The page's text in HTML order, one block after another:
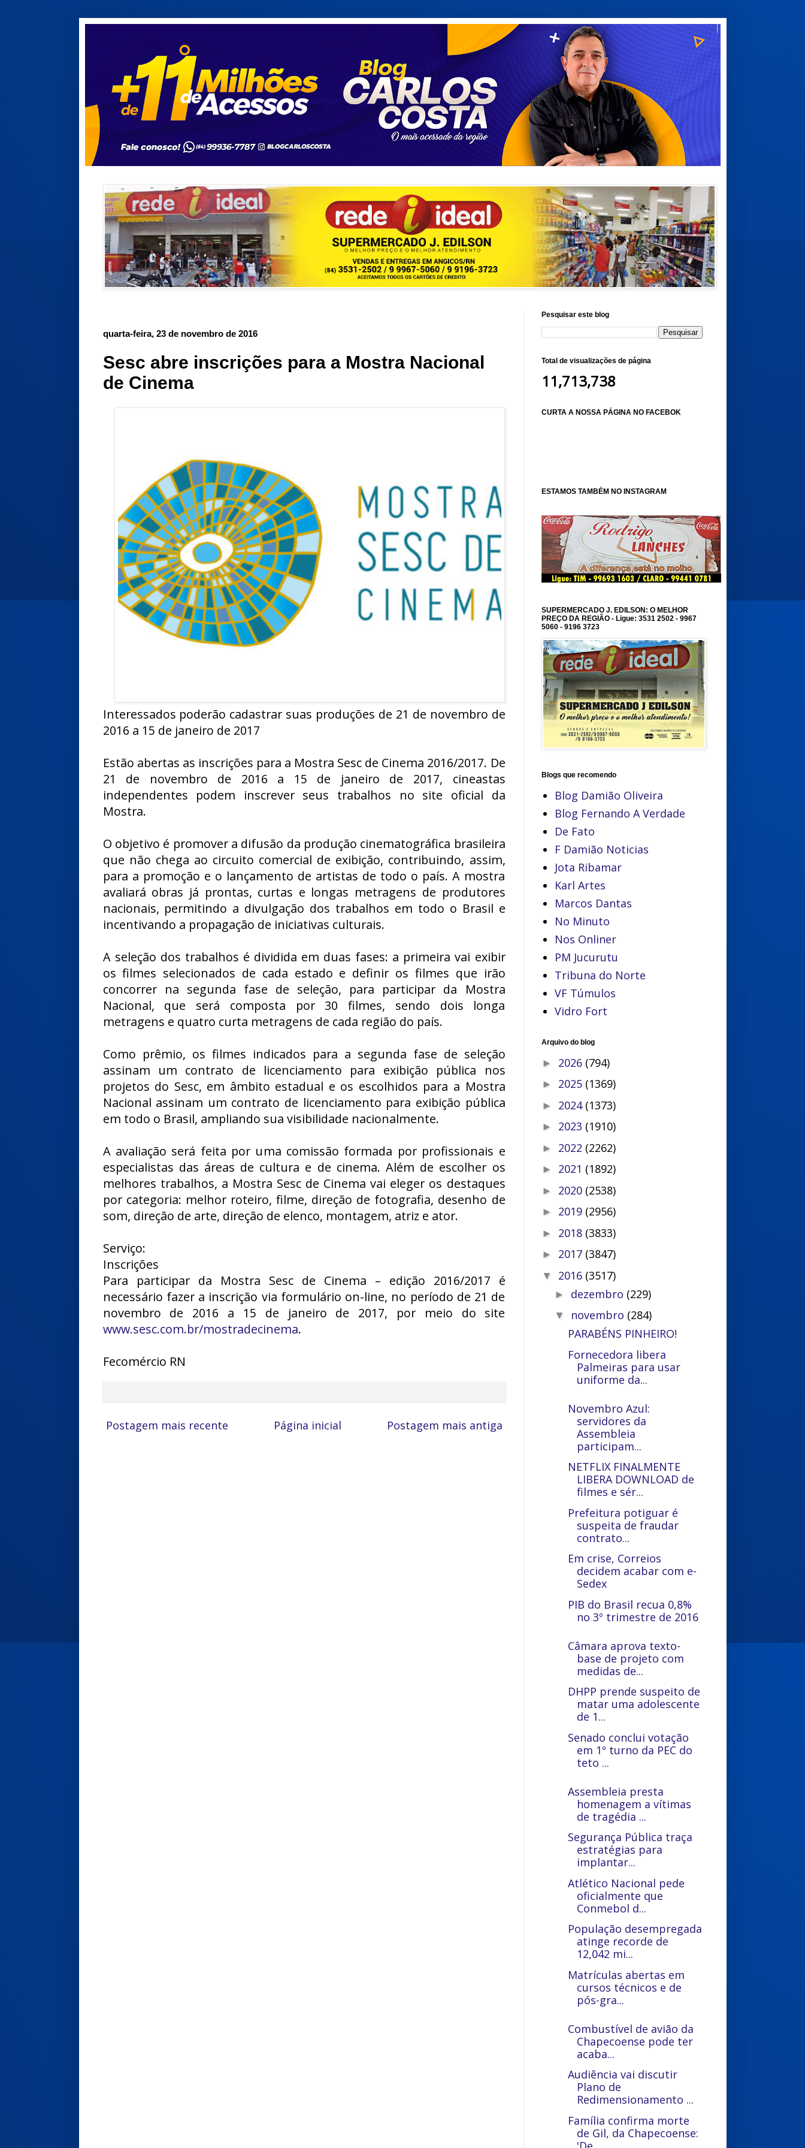
quarta-feira, 23 de novembro de 2016
Sesc abre inscrições para a Mostra Nacional
de Cinema
Interessados poderão cadastrar suas produções de 21 de novembro de
2016 a 15 de janeiro de 2017
Estão abertas as inscrições para a Mostra Sesc de Cinema 2016/2017. De
21 de novembro de 2016 a 15 de janeiro de 2017, cineastas
independentes podem inscrever seus trabalhos no site oficial da
Mostra.
O objetivo é promover a difusão da produção cinematográfica brasileira
que não chega ao circuito comercial de exibição, contribuindo, assim,
para a promoção e o lançamento de artistas de todo o país. A mostra
avaliará obras já prontas, curtas e longas metragens de produtores
nacionais, permitindo a divulgação dos trabalhos em todo o Brasil e
incentivando a propagação de iniciativas culturais.
A seleção dos trabalhos é dividida em duas fases: a primeira vai exibir
os filmes selecionados de cada estado e definir os filmes que irão
concorrer na segunda fase de seleção, para participar da Mostra
Nacional, que será composta por 30 filmes, sendo dois longa
metragens e quatro curta metragens de cada região do país.
Como prêmio, os filmes indicados para a segunda fase de seleção
assinam um contrato de licenciamento para exibição pública nos
projetos do Sesc, em âmbito estadual e os escolhidos para a Mostra
Nacional assinam um contrato de licenciamento para exibição pública
em todo o Brasil, ampliando sua visibilidade nacionalmente.
A avaliação será feita por uma comissão formada por profissionais e
especialistas das áreas de cultura e de cinema. Além de escolher os
melhores trabalhos, a Mostra Sesc de Cinema vai eleger os destaques
por categoria: melhor roteiro, filme, direção de fotografia, desenho de
som, direção de arte, direção de elenco, montagem, atriz e ator.
Serviço:
Inscrições
Para participar da Mostra Sesc de Cinema – edição 2016/2017 é
necessário fazer a inscrição via formulário on-line, no período de 21 de
novembro de 2016 a 15 de janeiro de 2017, por meio do site
www.sesc.com.br/mostradecinema.
Fecomércio RN
Postagem mais recente Postagem mais antiga
Página inicial
Pesquisar este blog
Total de visualizações de página
11,713,738
CURTA A NOSSA PÁGINA NO FACEBOK
ESTAMOS TAMBÉM NO INSTAGRAM
SUPERMERCADO J. EDILSON: O MELHOR
PREÇO DA REGIÃO - Ligue: 3531 2502 - 9967
5060 - 9196 3723
Blogs que recomendo
Blog Damião Oliveira
Blog Fernando A Verdade
De Fato
F Damião Noticias
Jota Ribamar
Karl Artes
Marcos Dantas
No Minuto
Nos Onliner
PM Jucurutu
Tribuna do Norte
VF Túmulos
Vidro Fort
Arquivo do blog
► 2026 (794)
► 2025 (1369)
► 2024 (1373)
► 2023 (1910)
► 2022 (2262)
► 2021 (1892)
► 2020 (2538)
► 2019 (2956)
► 2018 (3833)
► 2017 (3847)
▼ 2016 (3517)
► dezembro (229)
▼ novembro (284)
PARABÉNS PINHEIRO!
Fornecedora libera
Palmeiras para usar
uniforme da...
Novembro Azul:
servidores da
Assembleia
participam...
NETFLIX FINALMENTE
LIBERA DOWNLOAD de
filmes e sér...
Prefeitura potiguar é
suspeita de fraudar
contrato...
Em crise, Correios
decidem acabar com e-
Sedex
PIB do Brasil recua 0,8%
no 3º trimestre de 2016
Câmara aprova texto-
base de projeto com
medidas de...
DHPP prende suspeito de
matar uma adolescente
de 1...
Senado conclui votação
em 1º turno da PEC do
teto ...
Assembleia presta
homenagem a vítimas
de tragédia ...
Segurança Pública traça
estratégias para
implantar...
Atlético Nacional pede
oficialmente que
Conmebol d...
População desempregada
atinge recorde de
12,042 mi...
Matrículas abertas em
cursos técnicos e de
pós-gra...
Combustível de avião da
Chapecoense pode ter
acaba...
Audiência vai discutir
Plano de
Redimensionamento ...
Família confirma morte
de Gil, da Chapecoense: